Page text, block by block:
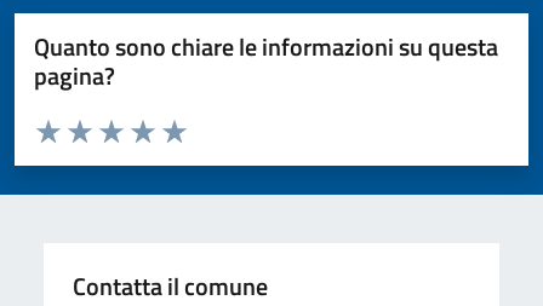
Quanto sono chiare le informazioni su questa
pagina?
Valuta da 1 a 5 stelle la pagina
Valuta 5 stelle su 5
Valuta 4 stelle su 5
Valuta 3 stelle su 5
Valuta 2 stelle su 5
Valuta 1 stelle su 5
Contatta il comune